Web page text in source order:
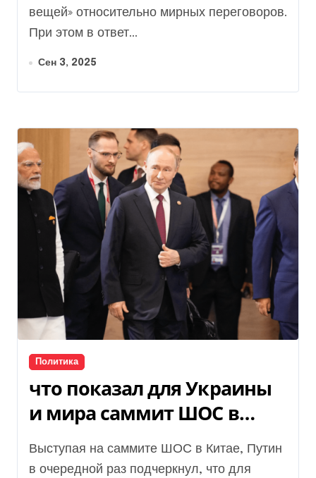
вещей» относительно мирных переговоров.
При этом в ответ...
Сен 3, 2025
Политика
что показал для Украины
и мира саммит ШОС в
Китае
Выступая на саммите ШОС в Китае, Путин
в очередной раз подчеркнул, что для